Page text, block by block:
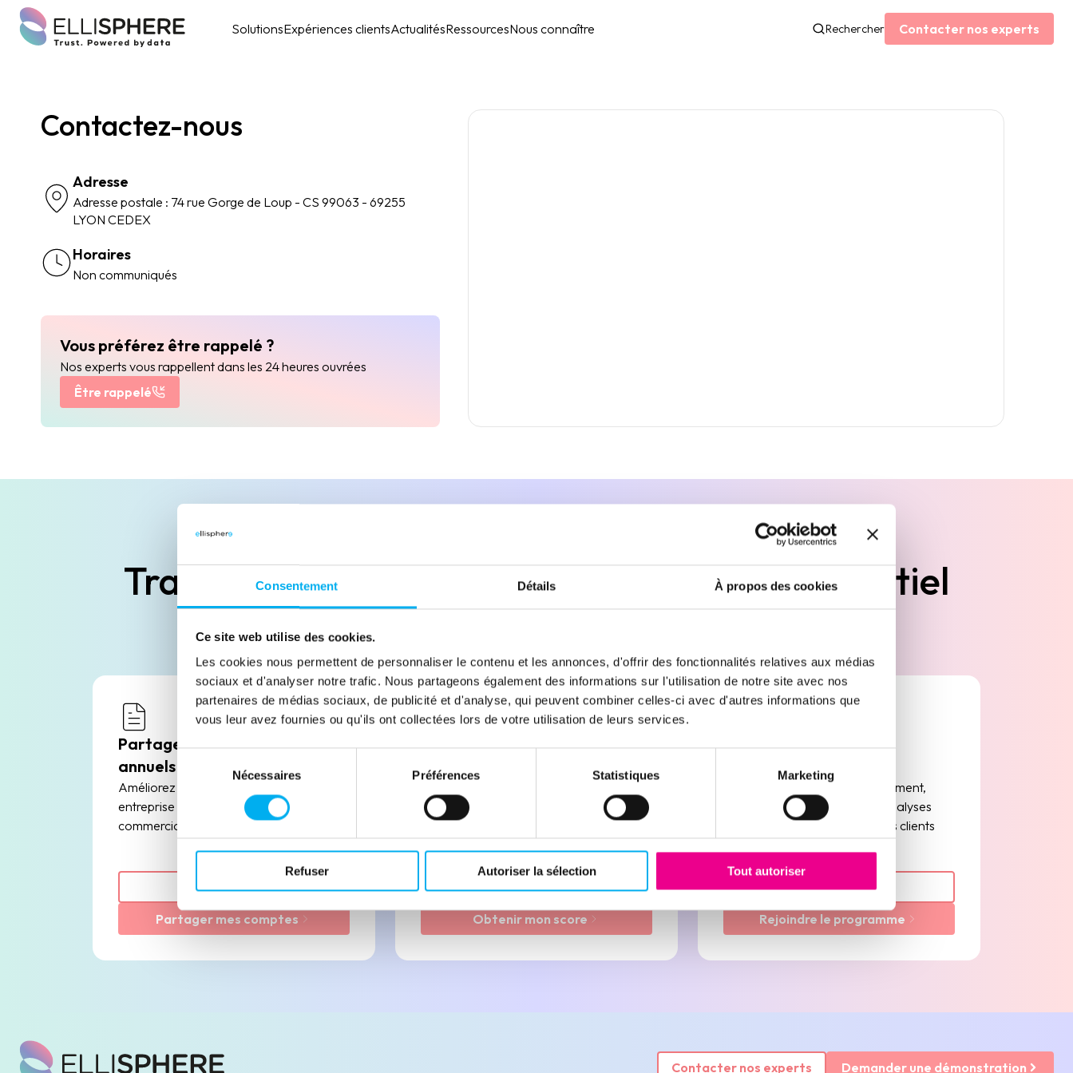
Consentement Détails À propos des cookies
Ce site web utilise des cookies.
Les cookies nous permettent de personnaliser le contenu et les annonces, d'offrir des fonctionnalités relatives aux médias
sociaux et d'analyser notre trafic. Nous partageons également des informations sur l'utilisation de notre site avec nos
partenaires de médias sociaux, de publicité et d'analyse, qui peuvent combiner celles-ci avec d'autres informations que
vous leur avez fournies ou qu'ils ont collectées lors de votre utilisation de leurs services.
consentement
Nécessaires Préférences Statistiques Marketing
Refuser Autoriser la sélection Tout autoriser
SolutionsExpériences clientsActualitésRessourcesNous connaître Rechercher Contacter nos experts
Contactez-nous
Adresse
Adresse postale : 74 rue Gorge de Loup - CS 99063 - 69255
LYON CEDEX
Horaires
Non communiqués
Vous préférez être rappelé ?
Nos experts vous rappellent dans les 24 heures ouvrées
Être rappelé
Transparence & données : activez votre potentiel
Des services qui fluidifient la circulation de données fiables et utiles
Partage de comptes
annuels
Améliorez la transparence de votre
entreprise et facilitez vos relations
commerciales.
En savoir plus
Partager mes comptes
Obtenez le score
de votre entreprise
Via la Charte Transparence, et échangez
sur les données économiques, légales et
financières détenues par Ellisphere.
En savoir plus
Obtenir mon score
Rejoindre le
programme D³
Partagez vos données de paiement,
accédez gratuitement à des analyses
exclusives et pilotez vos risques clients
En savoir plus
Rejoindre le programme
Contacter nos experts Demander une démonstration